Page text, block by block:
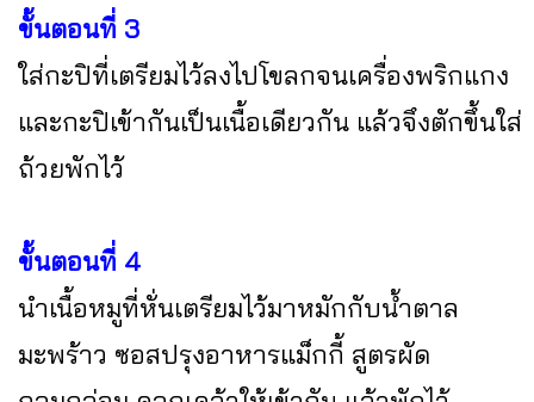
ขั้นตอนที่ 3
ใส่กะปิที่เตรียมไว้ลงไปโขลกจนเครื่องพริกแกง
และกะปิเข้ากันเป็นเนื้อเดียวกัน แล้วจึงตักขึ้นใส่
ถ้วยพักไว้
ขั้นตอนที่ 4
นำเนื้อหมูที่หั่นเตรียมไว้มาหมักกับน้ำตาล
มะพร้าว ซอสปรุงอาหารแม็กกี้ สูตรผัด